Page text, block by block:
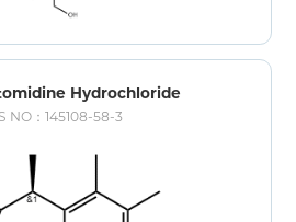
Hydrochloride
NO：145108-58-3